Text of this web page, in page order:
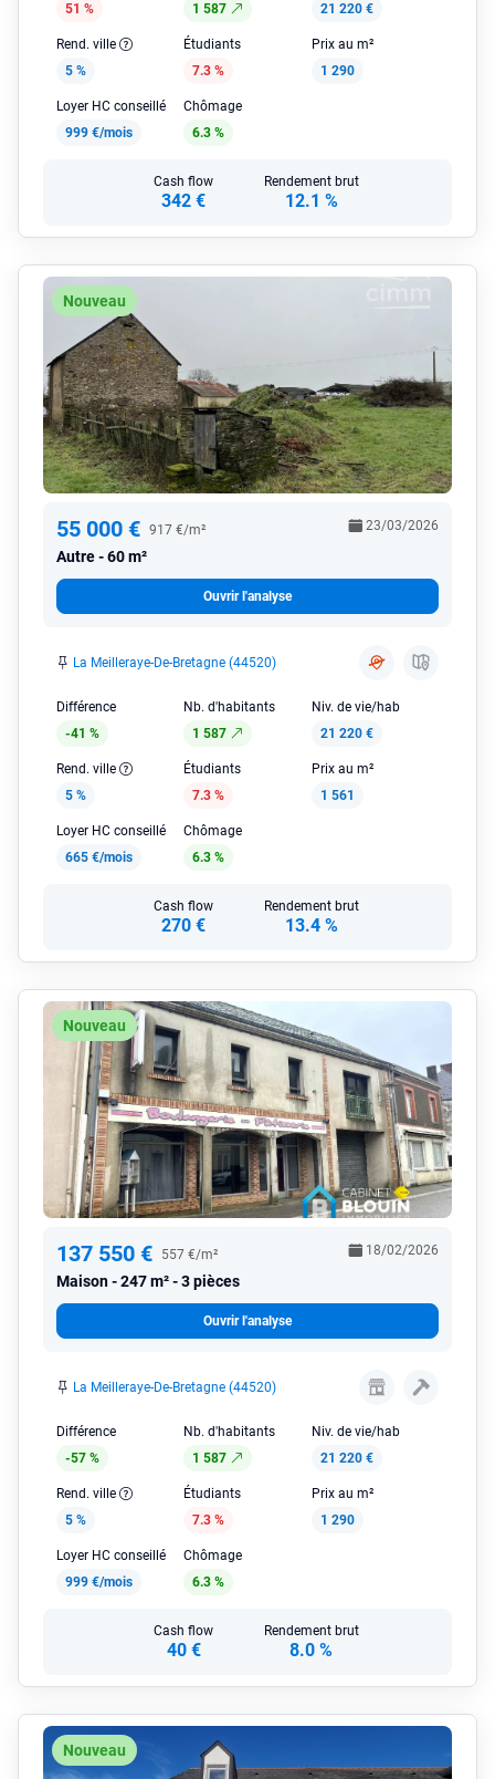
51 %
1 587
21 220 €
Rend. ville
5 %
Étudiants
7.3 %
Prix au m²
1 290
Loyer HC conseillé
999 €/mois
Chômage
6.3 %
Cash flow
342 €
Rendement brut
12.1 %
Nouveau
55 000 € 917 €/m²
Autre 60 m²
23/03/2026
Ouvrir l'analyse
La Meilleraye-De-Bretagne (44520)
Différence
-41 %
Nb. d'habitants
1 587
Niv. de vie/hab
21 220 €
Rend. ville
5 %
Étudiants
7.3 %
Prix au m²
1 561
Loyer HC conseillé
665 €/mois
Chômage
6.3 %
Cash flow
270 €
Rendement brut
13.4 %
Nouveau
137 550 € 557 €/m²
Maison 247 m² - 3 pièces
18/02/2026
Ouvrir l'analyse
La Meilleraye-De-Bretagne (44520)
Différence
-57 %
Nb. d'habitants
1 587
Niv. de vie/hab
21 220 €
Rend. ville
5 %
Étudiants
7.3 %
Prix au m²
1 290
Loyer HC conseillé
999 €/mois
Chômage
6.3 %
Cash flow
40 €
Rendement brut
8.0 %
Nouveau